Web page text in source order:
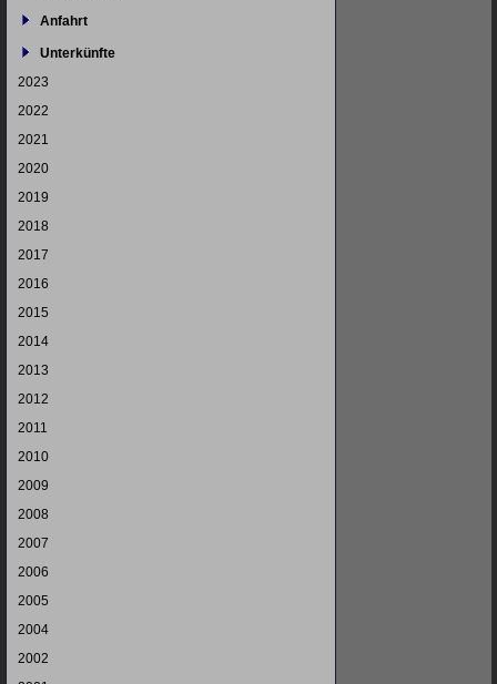
Anfahrt
Unterkünfte
2023
2022
2021
2020
2019
2018
2017
2016
2015
2014
2013
2012
2011
2010
2009
2008
2007
2006
2005
2004
2002